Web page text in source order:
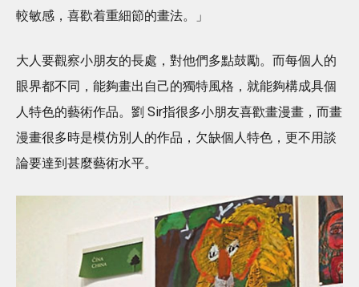
較敏感，喜歡着重細節的畫法。」
大人要觀察小朋友的長處，對他們多點鼓勵。而每個人的
眼界都不同，能夠畫出自己的獨特風格，就能夠構成具個
人特色的藝術作品。劉 Sir指很多小朋友喜歡畫漫畫，而畫
漫畫很多時是模仿別人的作品，欠缺個人特色，更不用談
論要達到甚麼藝術水平。